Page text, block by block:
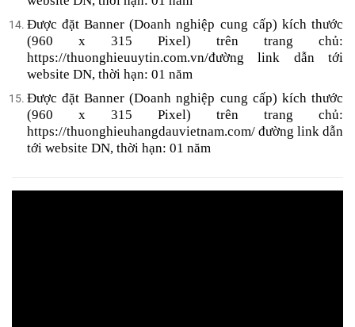
Được đặt Banner (Doanh nghiệp cung cấp) kích thước
(960 x 315 Pixel) trên trang chủ:
https://thuonghieuuytin.com.vn/đường link dẫn tới
website DN, thời hạn: 01 năm
Được đặt Banner (Doanh nghiệp cung cấp) kích thước
(960 x 315 Pixel) trên trang chủ:
https://thuonghieuhangdauvietnam.com/ đường link dẫn
tới website DN, thời hạn: 01 năm